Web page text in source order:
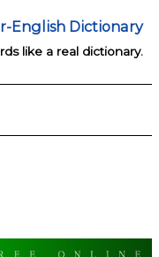
English Dictionary
like a real dictionary.